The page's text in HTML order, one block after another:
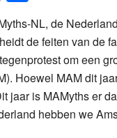
NL, de
de feiten van de
om een
Hoewel MAM dit
jaar is MAMyths er
hebben we